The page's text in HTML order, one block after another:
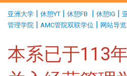
亚洲大学 | 休憩YT | 休憩FB | 休憩IG |
管理学院 | AMC管院双联学位 | 网站导览
本系已于113